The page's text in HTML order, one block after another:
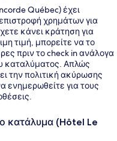
Québec) έχει
χρημάτων για
κάνει κράτηση για
τιμή, μπορείτε να το
πριν το check in ανάλογα
καταλύματος. Απλώς
την πολιτική ακύρωσης
ενημερωθείτε για τους
κατάλυμα (Hôtel Le